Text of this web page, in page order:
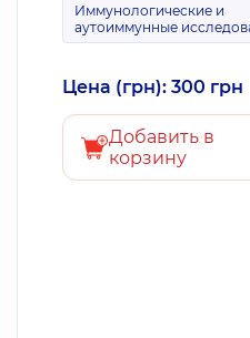
Иммунологические и
аутоиммунные
Цена (грн): 300 грн
Добавить в
корзину